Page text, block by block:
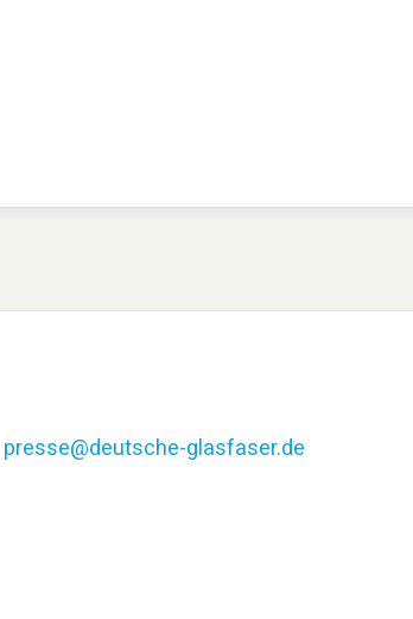
presse@deutsche-glasfaser.de